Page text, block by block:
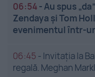
06:54-Au spus
Zendaya și Tom
evenimentul într-
06:45 - Invitația la
regală. Meghan